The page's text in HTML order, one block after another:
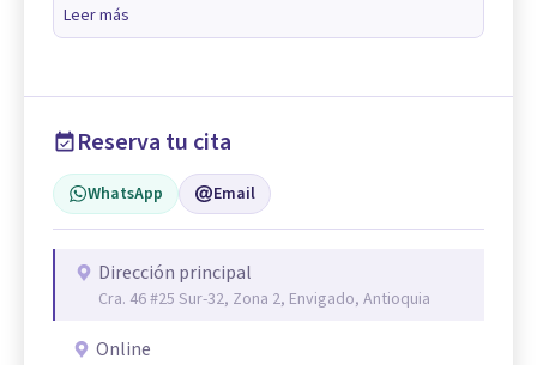
Leer más
Reserva tu cita
WhatsApp Email
Dirección principal
Cra. 46 #25 Sur-32, Zona 2, Envigado, Antioquia
Online